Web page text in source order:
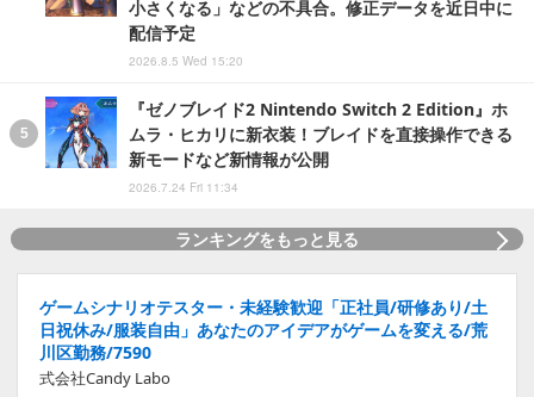
小さくなる」などの不具合。修正データを近日中に
配信予定
2026.8.5 Wed 15:20
『ゼノブレイド2 Nintendo Switch 2 Edition』ホ
ムラ・ヒカリに新衣装！ブレイドを直接操作できる
新モードなど新情報が公開
2026.7.24 Fri 11:34
ランキングをもっと見る
ゲームシナリオテスター・未経験歓迎「正社員/研修あり/土
日祝休み/服装自由」あなたのアイデアがゲームを変える/荒
川区勤務/7590
式会社Candy Labo